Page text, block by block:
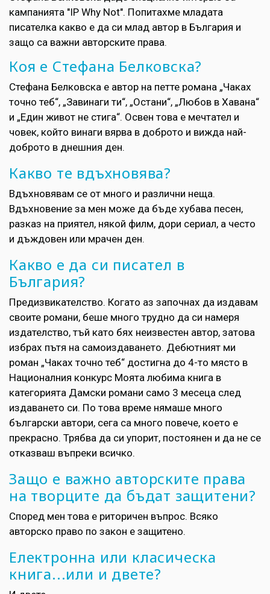
кампанията "IP Why Not". Попитахме младата
писателка какво е да си млад автор в България и
защо са важни авторските права.
Коя е Стефана Белковска?
Стефана Белковска е автор на петте романа „Чаках
точно теб“, „Завинаги ти“, „Остани“, „Любов в Хавана“
и „Един живот не стига“. Освен това e мечтател и
човек, който винаги вярва в доброто и вижда най-
доброто в днешния ден.
Какво те вдъхновява?
Вдъхновявам се от много и различни неща.
Вдъхновение за мен може да бъде хубава песен,
разказ на приятел, някой филм, дори сериал, а често
и дъждовен или мрачен ден.
Какво е да си писател в
България?
Предизвикателство. Когато аз започнах да издавам
своите романи, беше много трудно да си намеря
издателство, тъй като бях неизвестен автор, затова
избрах пътя на самоиздаването. Дебютният ми
роман „Чаках точно теб“ достигна до 4-то място в
Националния конкурс Моята любима книга в
категорията Дамски романи само 3 месеца след
издаването си. По това време нямаше много
български автори, сега са много повече, което е
прекрасно. Трябва да си упорит, постоянен и да не се
отказваш въпреки всичко.
Защо е важно авторските права
на творците да бъдат защитени?
Според мен това е риторичен въпрос. Всяко
авторско право по закон е защитено.
Електронна или класическа
книга...или и двете?